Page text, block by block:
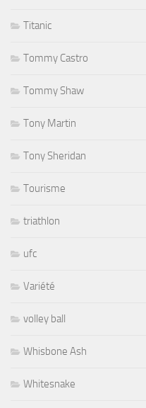
Titanic
Tommy Castro
Tommy Shaw
Tony Martin
Tony Sheridan
Tourisme
triathlon
ufc
Variété
volley ball
Whisbone Ash
Whitesnake